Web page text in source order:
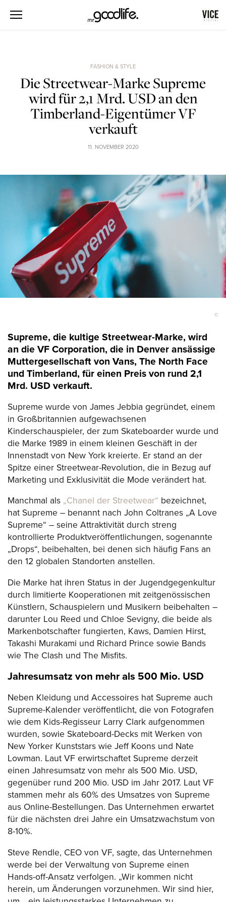
FASHION & STYLE
Die Streetwear-Marke Supreme
wird für 2,1 Mrd. USD an den
Timberland-Eigentümer VF
verkauft
11. NOVEMBER 2020
©
Supreme, die kultige Streetwear-Marke, wird
an die VF Corporation, die in Denver ansässige
Muttergesellschaft von Vans, The North Face
und Timberland, für einen Preis von rund 2,1
Mrd. USD verkauft.
Supreme wurde von James Jebbia gegründet, einem
in Großbritannien aufgewachsenen
Kinderschauspieler, der zum Skateboarder wurde und
die Marke 1989 in einem kleinen Geschäft in der
Innenstadt von New York kreierte. Er stand an der
Spitze einer Streetwear-Revolution, die in Bezug auf
Marketing und Exklusivität die Mode verändert hat.
Manchmal als „Chanel der Streetwear“ bezeichnet,
hat Supreme – benannt nach John Coltranes „A Love
Supreme“ – seine Attraktivität durch streng
kontrollierte Produktveröffentlichungen, sogenannte
„Drops“, beibehalten, bei denen sich häufig Fans an
den 12 globalen Standorten anstellen.
Die Marke hat ihren Status in der Jugendgegenkultur
durch limitierte Kooperationen mit zeitgenössischen
Künstlern, Schauspielern und Musikern beibehalten –
darunter Lou Reed und Chloe Sevigny, die beide als
Markenbotschafter fungierten, Kaws, Damien Hirst,
Takashi Murakami und Richard Prince sowie Bands
wie The Clash und The Misfits.
Jahresumsatz von mehr als 500 Mio. USD
Neben Kleidung und Accessoires hat Supreme auch
Supreme-Kalender veröffentlicht, die von Fotografen
wie dem Kids-Regisseur Larry Clark aufgenommen
wurden, sowie Skateboard-Decks mit Werken von
New Yorker Kunststars wie Jeff Koons und Nate
Lowman. Laut VF erwirtschaftet Supreme derzeit
einen Jahresumsatz von mehr als 500 Mio. USD,
gegenüber rund 200 Mio. USD im Jahr 2017. Laut VF
stammen mehr als 60% des Umsatzes von Supreme
aus Online-Bestellungen. Das Unternehmen erwartet
für die nächsten drei Jahre ein Umsatzwachstum von
8-10%.
Steve Rendle, CEO von VF, sagte, das Unternehmen
werde bei der Verwaltung von Supreme einen
Hands-off-Ansatz verfolgen. „Wir kommen nicht
herein, um Änderungen vorzunehmen. Wir sind hier,